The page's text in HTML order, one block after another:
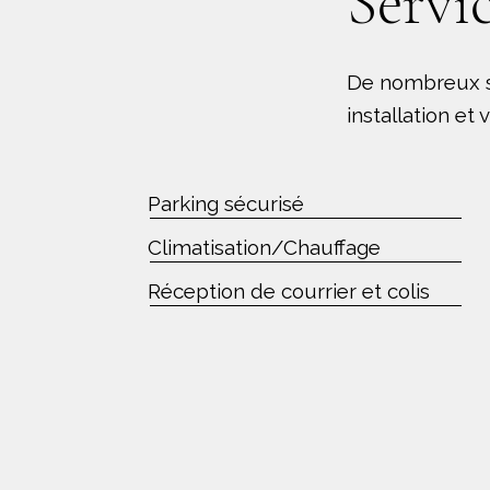
De nombreux
installation et
Parking sécurisé
Climatisation/Chauffage
Réception de courrier et colis